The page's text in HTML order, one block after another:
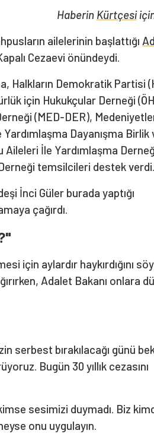
Haberin Kürtçesi
ailelerinin başlattığı
Cezaevi önündeydi.
Halkların Demokratik Partisi
için Hukukçular Derneği
(MED-DER),
Dayanışma Birlik
İle Yardımlaşma
temsilcileri destek verdi.
İnci Güler burada yaptığı
çağırdı.
için aylardır haykırdığını
Adalet Bakanı onlara
serbest bırakılacağı günü
Bugün 30 yıllık cezasını
sesimizi duymadı. Biz
onu uygulayın.